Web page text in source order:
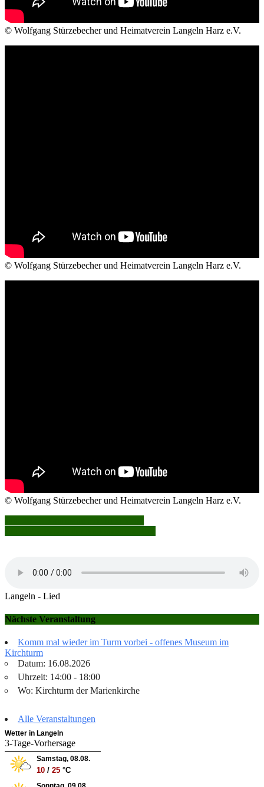
© Wolfgang Stürzebecher und Heimatverein Langeln Harz e.V.
© Wolfgang Stürzebecher und Heimatverein Langeln Harz e.V.
© Wolfgang Stürzebecher und Heimatverein Langeln Harz e.V.
Beitragsnavigation
Langeln - Lied
Nächste Veranstaltung
Komm mal wieder im Turm vorbei - offenes Museum im
Kirchturm
Datum: 16.08.2026
Uhrzeit: 14:00 - 18:00
Wo: Kirchturm der Marienkirche
Alle Veranstaltungen
Wetter in Langeln
3-Tage-Vorhersage
Samstag, 08.08.
10 / 25 °C